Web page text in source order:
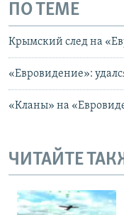
ПО ТЕМЕ
Крымский след на
«Евровидение»:
«Кланы» на
ЧИТАЙТЕ